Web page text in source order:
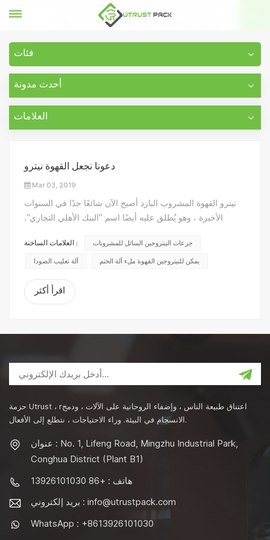
جرعات النيتروجين السائل للمشروبات
فئات
أحدث مدونة
العلامات
دعونا نجعل القهوة نيترو
Mar 03, 2019
نيترو القهوة المشروب البارد أصبح الآن شائعًا جدًا في السنوات
الأخيرة ، وهو يُطلق عليه أيضًا اسم "البنك الأهلي التجاري".
الساخنة نظرًا لأن الحبوب غارقة لساعات (أو حتى أيام). كيفية
جعل نيترو القهوة ؟ كما نعلم ، فإن غ...
العلامات الساخنة : جرعات النيتروجين السائل للمشروبات
آلة تعليب الصودا يمكن للنيتروجين القهوة ملء آلة الختم
اقرأ أكثر
حزمة Utrust ، rاعتناق طبيعة الناس ، وإضفاء الروحانية على الآلات ، ودمج
الانسجام في البيئة. وراء الاحتياجات ، نتطلع إلى الأفعال.
عنوان : No. 1, Lifeng Road, Mingzhu Industrial Park,
Conghua District (Plant B1)
هاتف : +86 13926101030
بريد إلكتروني : info@utrustpack.com
WhatsApp : +8613926101030